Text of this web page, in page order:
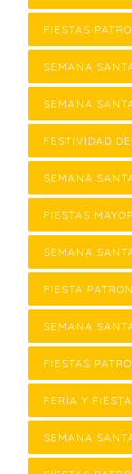
FIESTAS
SEMANA
SEMANA
FESTIVIDAD
SEMANA
FIESTAS
SEMANA
FIESTA
SEMANA
FIESTAS
FERIA Y
SEMANA